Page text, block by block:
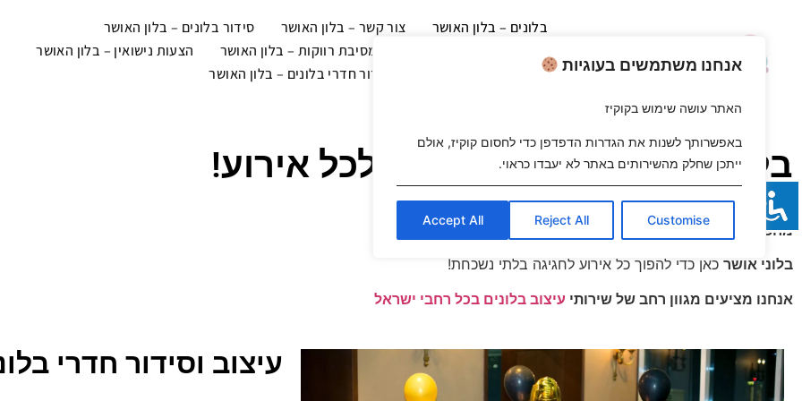
אנחנו משתמשים בעוגיות
האתר עושה שימוש בקוקיז
באפשרותך לשנות את הגדרות הדפדפן כדי לחסום קוקיז, אולם
ייתכן שחלק מהשירותים באתר לא יעבדו כראוי.
Customise
Reject All
Accept All
בלונים – בלון האושר צור קשר – בלון האושר
סידור בלונים – בלון האושר
עיצוב מסיבת רווקות – בלון האושר
הצעות נישואין – בלון האושר
עיצוב וסידור חדרי בלונים – בלון האושר
בלוני אושר - עיצוב בלונים לכל אירוע!
מחפשים דרך מיוחדת לחגוג?
בלוני אושר כאן כדי להפוך כל אירוע לחגיגה בלתי נשכחת!
אנחנו מציעים מגוון רחב של שירותי עיצוב בלונים בכל רחבי ישראל
עיצוב וסידור חדרי